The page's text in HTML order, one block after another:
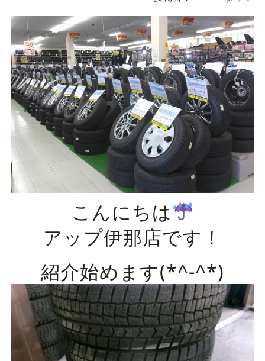
こんにちは
アップ伊那店です！
紹介始めます(*^-^*)